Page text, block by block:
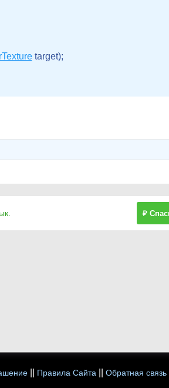
target);
₽
Правила Сайта Обратная связь